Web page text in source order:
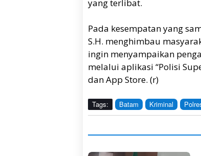
yang terlibat.
Pada kesempatan yang
S.H. menghimbau
ingin menyampaikan
melalui aplikasi “Polisi
dan App Store. (r)
Tags: Batam Kriminal